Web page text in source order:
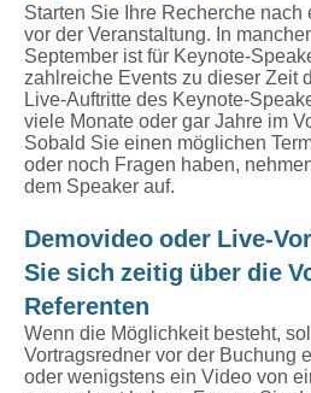
Starten Sie Ihre Recherche nach
vor der Veranstaltung. In
September ist für Keynote-
zahlreiche Events zu dieser Zeit
Live-Auftritte des Keynote-
viele Monate oder gar Jahre im
Sobald Sie einen möglichen
oder noch Fragen haben,
dem Speaker auf.
Demovideo oder Live-
Sie sich zeitig über die
Referenten
Wenn die Möglichkeit besteht,
Vortragsredner vor der Buchung
oder wenigstens ein Video von